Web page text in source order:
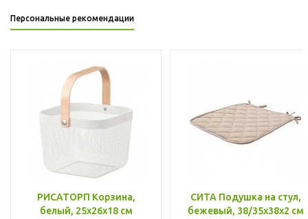
Персональные рекомендации
РИСАТОРП Корзина,
белый, 25x26x18 см
СИТА Подушка на стул,
бежевый, 38/35x38x2 см